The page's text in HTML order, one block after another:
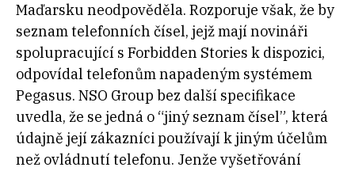
Maďarsku neodpověděla. Rozporuje však, že by
seznam telefonních čísel, jejž mají novináři
spolupracující s Forbidden Stories k dispozici,
odpovídal telefonům napadeným systémem
Pegasus. NSO Group bez další specifikace
uvedla, že se jedná o “jiný seznam čísel”, která
údajně její zákazníci používají k jiným účelům
než ovládnutí telefonu. Jenže vyšetřování